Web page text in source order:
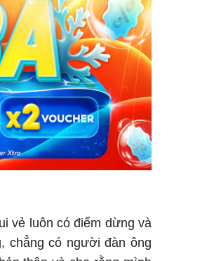
vẻ luôn có điểm dừng và
chẳng có người đàn ông